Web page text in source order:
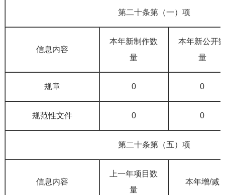
第二十条第（一）项
信息内容
本年新制作数
量
本年新公开
量
规章 0 0
规范性文件 0 0
第二十条第（五）项
信息内容
上一年项目数
量
本年增/减